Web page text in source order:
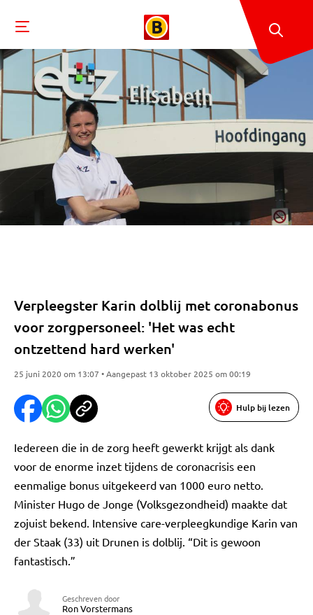
Verpleegster Karin dolblij met coronabonus
voor zorgpersoneel: 'Het was echt
ontzettend hard werken'
25 juni 2020 om 13:07 • Aangepast 13 oktober 2025 om 00:19
Hulp bij lezen
Iedereen die in de zorg heeft gewerkt krijgt als dank
voor de enorme inzet tijdens de coronacrisis een
eenmalige bonus uitgekeerd van 1000 euro netto.
Minister Hugo de Jonge (Volksgezondheid) maakte dat
zojuist bekend. Intensive care-verpleegkundige Karin van
der Staak (33) uit Drunen is dolblij. “Dit is gewoon
fantastisch.”
Geschreven door
Ron Vorstermans